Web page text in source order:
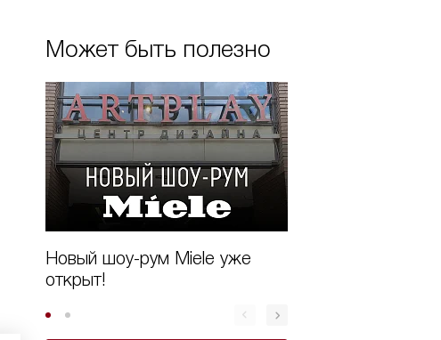
Может быть полезно
Новый шоу-рум Miele уже
открыт!